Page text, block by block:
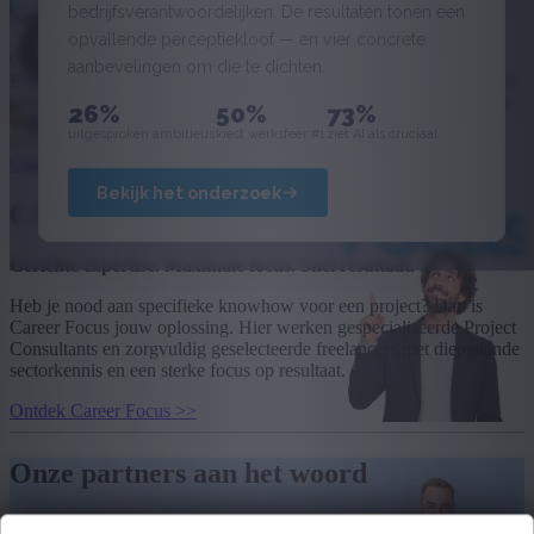
bedrijfsverantwoordelijken. De resultaten tonen een
opvallende perceptiekloof — en vier concrete
aanbevelingen om die te dichten.
26% 50% 73%
Bekijk het onderzoek
Snel inzetbaar. Breed inzetbaar. Meteen impact.
Onze Career Flex Project Consultants zijn echte allrounders.
projecten, sectoren en teams. Zo win jij kostbare tijd en continuïteit
voor je organisatie.
Ontdek Career FLex >>
CAREER FOCUS
Heb je nood aan specifieke knowhow voor een project? Dan is
Career Focus jouw oplossing. Hier werken gespecialiseerde Project
Consultants en zorgvuldig geselecteerde freelancers met diepgaande
sectorkennis en een sterke focus op resultaat.
Ontdek Career Focus >>
Onze partners aan het woord
Elk bedrijf is anders georganiseerd. Het kapitaal van uw